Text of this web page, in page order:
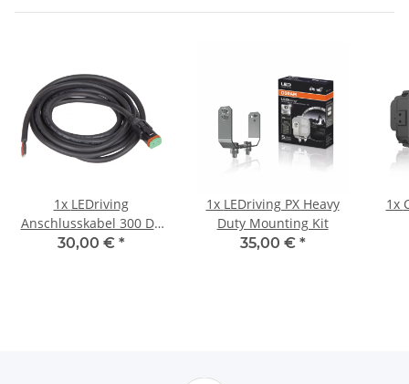
1x LEDriving
Anschlusskabel 300 DT
AX
30,00 € *
1x LEDriving PX Heavy
Duty Mounting Kit
35,00 € *
1x